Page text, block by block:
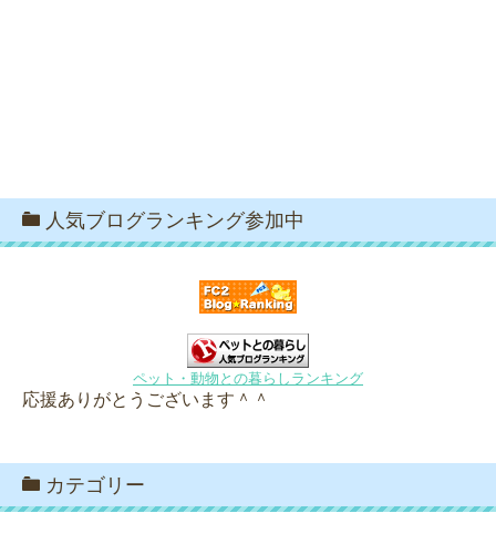
人気ブログランキング参加中
ペット・動物との暮らしランキング
応援ありがとうございます＾＾
カテゴリー